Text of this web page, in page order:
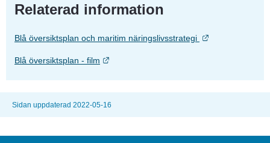
Relaterad information
Blå översiktsplan och maritim näringslivsstrategi Länk till annan
Blå översiktsplan - film Länk till annan webbplats.
Sidan uppdaterad 2022-05-16